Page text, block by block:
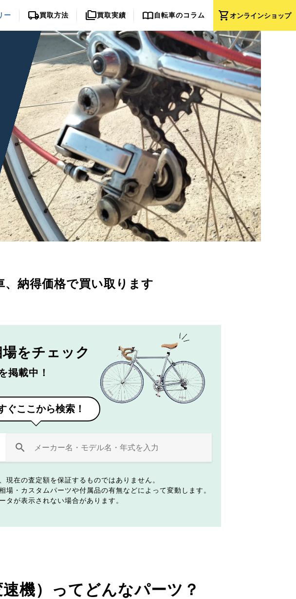
shopping_cartオンラインショップ
ー local_shipping買取方法 folder_copy買取実績 import_contacts自転車のコラム
納得価格で買い取ります
をチェック
掲載中！
ぐここから検索！
在の査定額を保証するものではありません。
場・カスタムパーツや付属品の有無などによって変動します。
タが表示されない場合があります。
機）ってどんなパーツ？